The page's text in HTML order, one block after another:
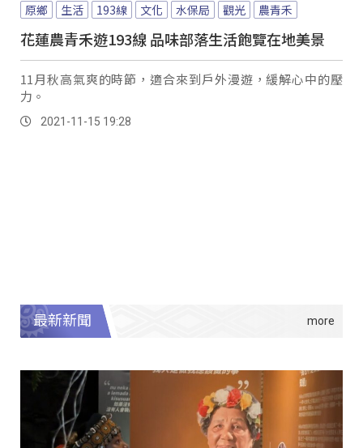
原鄉 生活 193線 文化 水保局 觀光 農青禾
花蓮農青禾遊193線 品味部落生活飽覽在地美景
11月秋高氣爽的時節，適合來到戶外漫遊，緩解心中的壓
力。
2021-11-15 19:28
最新新聞